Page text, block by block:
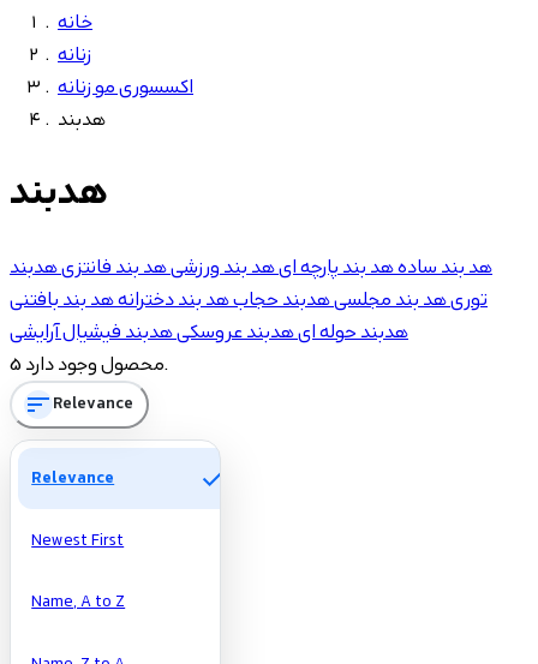
خانه
زنانه
اکسسوری مو زنانه
هدبند
تومان
تومان
Manufacturers
هدبند
هد بند سادههد بند پارچه ایهد بند ورزشیهد بند فانتزیهدبند
توریهد بند مجلسیهدبند حجابهد بند دخترانههد بند بافتنی
هدبند حوله ایهدبند عروسکیهدبند فیشیال آرایشی
5 محصول وجود دارد.
sortRelevance
Relevance check
Newest First
Name, A to Z